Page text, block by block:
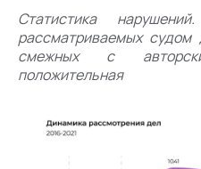
Статистика
рассматриваемых
смежных с
положительная